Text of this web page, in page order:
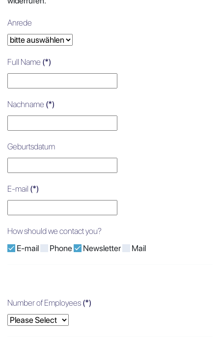
Anrede
Full Name (*)
Nachname (*)
Geburtsdatum
E-mail (*)
How should we contact you?
E-mail
Phone Newsletter Mail
Number of Employees (*)